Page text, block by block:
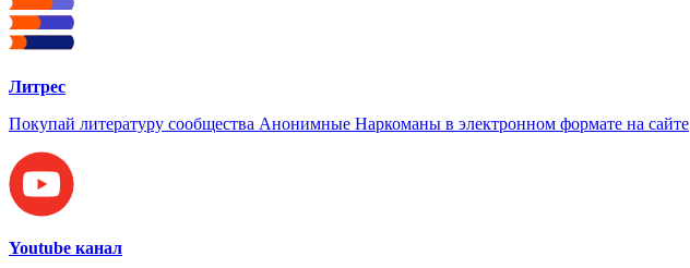
Литрес
Покупай литературу сообщества Анонимные Наркоманы в электронном формате на сайте
Youtube канал